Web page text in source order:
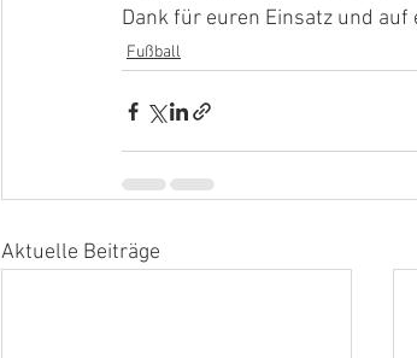
Dank für euren Einsatz und
Fußball
Aktuelle Beiträge